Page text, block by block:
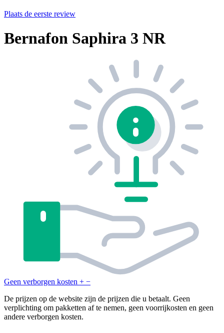
Plaats de eerste review
Bernafon Saphira 3 NR
Geen verborgen kosten + −
De prijzen op de website zijn de prijzen die u betaalt. Geen
verplichting om pakketten af te nemen, geen voorrijkosten en geen
andere verborgen kosten.